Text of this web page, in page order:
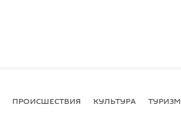
ПРОИСШЕСТВИЯ КУЛЬТУРА ТУРИЗМ